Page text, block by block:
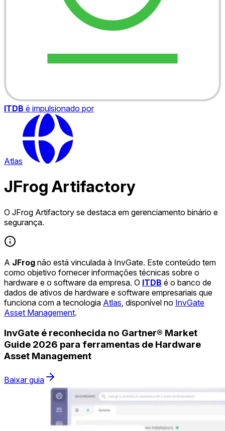
ITDB é impulsionado por
Atlas
JFrog Artifactory
O JFrog Artifactory se destaca em gerenciamento binário e
segurança.
A JFrog não está vinculada à InvGate. Este conteúdo tem
como objetivo fornecer informações técnicas sobre o
hardware e o software da empresa. O ITDB é o banco de
dados de ativos de hardware e software empresariais que
funciona com a tecnologia Atlas , disponível no InvGate
Asset Management.
InvGate é reconhecida no Gartner® Market
Guide 2026 para ferramentas de Hardware
Asset Management
Baixar guia